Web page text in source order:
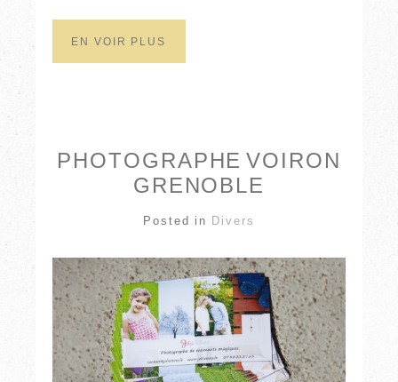
EN VOIR PLUS
PHOTOGRAPHE VOIRON
GRENOBLE
Posted in Divers